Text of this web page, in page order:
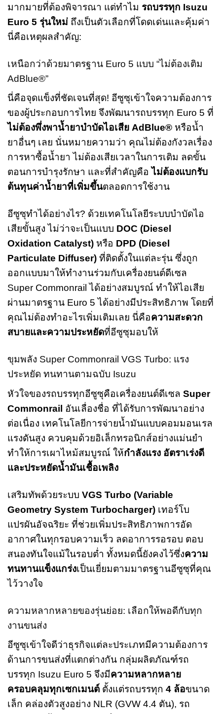
มากมายที่ต้องพิจารณา แต่ทำไม รถบรรทุก Isuzu
Euro 5 รุ่นใหม่ ถึงเป็นตัวเลือกที่โดดเด่นและคุ้มค่า
นี่คือเหตุผลสำคัญ:
เหนือกว่าด้วยมาตรฐาน Euro 5 แบบ “ไม่ต้องเติม
AdBlue®”
นี่คือจุดแข็งที่ชัดเจนที่สุด! อีซูซุเข้าใจความต้องการ
ของผู้ประกอบการไทย จึงพัฒนารถบรรทุก Euro 5 ที่
ไม่ต้องพึ่งพาน้ำยาบำบัดไอเสีย AdBlue® หรือน้ำ
ยาอื่นๆ เลย นั่นหมายความว่า คุณไม่ต้องกังวลเรื่อง
การหาซื้อน้ำยา ไม่ต้องเสียเวลาในการเติม ลดขั้น
ตอนการบำรุงรักษา และที่สำคัญคือ ไม่ต้องแบกรับ
ต้นทุนค่าน้ำยาที่เพิ่มขึ้นตลอดการใช้งาน
อีซูซุทำได้อย่างไร? ด้วยเทคโนโลยีระบบบำบัดไอ
เสียขั้นสูง ไม่ว่าจะเป็นแบบ DOC (Diesel
Oxidation Catalyst) หรือ DPD (Diesel
Particulate Diffuser) ที่ติดตั้งในแต่ละรุ่น ซึ่งถูก
ออกแบบมาให้ทำงานร่วมกับเครื่องยนต์ดีเซล
Super Commonrail ได้อย่างสมบูรณ์ ทำให้ไอเสีย
ผ่านมาตรฐาน Euro 5 ได้อย่างมีประสิทธิภาพ โดยที่
คุณไม่ต้องทำอะไรเพิ่มเติมเลย นี่คือความสะดวก
สบายและความประหยัดที่อีซูซุมอบให้
ขุมพลัง Super Commonrail VGS Turbo: แรง
ประหยัด ทนทานตามฉบับ Isuzu
หัวใจของรถบรรทุกอีซูซุคือเครื่องยนต์ดีเซล Super
Commonrail อันเลื่องชื่อ ที่ได้รับการพัฒนาอย่าง
ต่อเนื่อง เทคโนโลยีการจ่ายน้ำมันแบบคอมมอนเรล
แรงดันสูง ควบคุมด้วยอิเล็กทรอนิกส์อย่างแม่นยำ
ทำให้การเผาไหม้สมบูรณ์ ให้กำลังแรง อัตราเร่งดี
และประหยัดน้ำมันเชื้อเพลิง
เสริมทัพด้วยระบบ VGS Turbo (Variable
Geometry System Turbocharger) เทอร์โบ
แปรผันอัจฉริยะ ที่ช่วยเพิ่มประสิทธิภาพการอัด
อากาศในทุกรอบความเร็ว ลดอาการรอรอบ ตอบ
สนองทันใจแม้ในรอบต่ำ ทั้งหมดนี้ยังคงไว้ซึ่งความ
ทนทานแข็งแกร่งเป็นเยี่ยมตามมาตรฐานอีซูซุที่คุณ
ไว้วางใจ
ความหลากหลายของรุ่นย่อย: เลือกให้พอดีกับทุก
งานขนส่ง
อีซูซุเข้าใจดีว่าธุรกิจแต่ละประเภทมีความต้องการ
ด้านการขนส่งที่แตกต่างกัน กลุ่มผลิตภัณฑ์รถ
บรรทุก Isuzu Euro 5 จึงมีความหลากหลาย
ครอบคลุมทุกเซกเมนต์ ตั้งแต่รถบรรทุก 4 ล้อขนาด
เล็ก คล่องตัวสูงอย่าง NLR (GVW 4.4 ตัน), รถ